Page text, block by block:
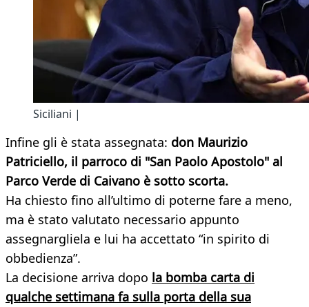
Siciliani |
Infine gli è stata assegnata: don Maurizio
Patriciello, il parroco di "San Paolo Apostolo" al
Parco Verde di Caivano è sotto scorta.
Ha chiesto fino all’ultimo di poterne fare a meno,
ma è stato valutato necessario appunto
assegnargliela e lui ha accettato “in spirito di
obbedienza”.
La decisione arriva dopo la bomba carta di
qualche settimana fa sulla porta della sua